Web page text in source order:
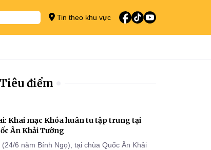
Tin theo khu vực
Tiêu điểm
Khai mạc Khóa huân tu tập trung tại
Ân Khải Tường
(24/6 năm Bính Ngọ), tại chùa Quốc Ân Khải